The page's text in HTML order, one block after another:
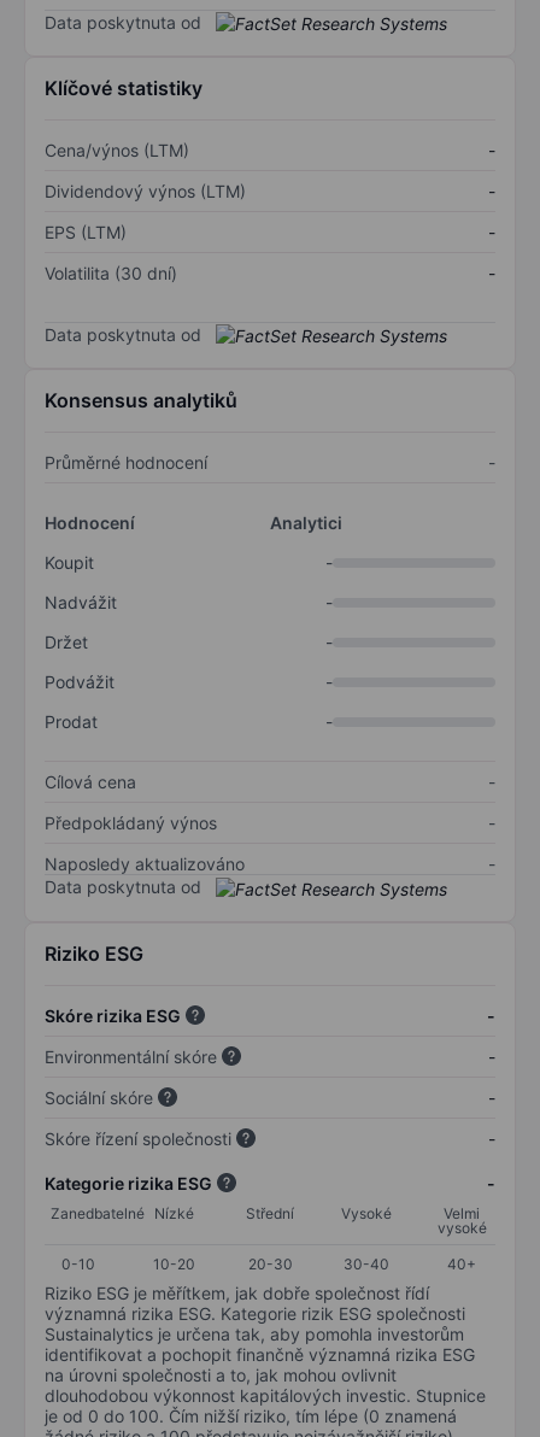
Data poskytnuta od
Klíčové statistiky
Cena/výnos (LTM)
-
Dividendový výnos (LTM)
-
EPS (LTM)
-
Volatilita (30 dní)
-
Data poskytnuta od
Konsensus analytiků
Průměrné hodnocení -
Hodnocení
Analytici
Koupit
-
Nadvážit
-
Držet
-
Podvážit
-
Prodat
-
Cílová cena
-
Předpokládaný výnos
-
Naposledy aktualizováno
-
Data poskytnuta od
Riziko ESG
Skóre rizika ESG
-
Environmentální skóre
-
Sociální skóre
-
Skóre řízení společnosti
-
Kategorie rizika ESG -
Zanedbatelné Nízké Střední Vysoké
Velmi
vysoké
0-10
10-20 20-30 30-40 40+
Riziko ESG je měřítkem, jak dobře společnost řídí
významná rizika ESG. Kategorie rizik ESG společnosti
Sustainalytics je určena tak, aby pomohla investorům
identifikovat a pochopit finančně významná rizika ESG
na úrovni společnosti a to, jak mohou ovlivnit
dlouhodobou výkonnost kapitálových investic. Stupnice
je od 0 do 100. Čím nižší riziko, tím lépe (0 znamená